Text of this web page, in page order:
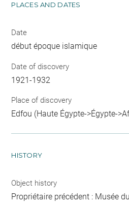
PLACES AND DATES
Date
début époque islamique
Date of discovery
1921-1932
Place of discovery
Edfou (Haute Égypte->Égypte-
HISTORY
Object history
Propriétaire précédent : Musée